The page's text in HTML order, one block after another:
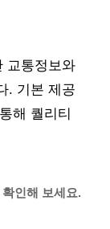
교통정보와
. 기본 제공
해 퀄리티
인해 보세요.